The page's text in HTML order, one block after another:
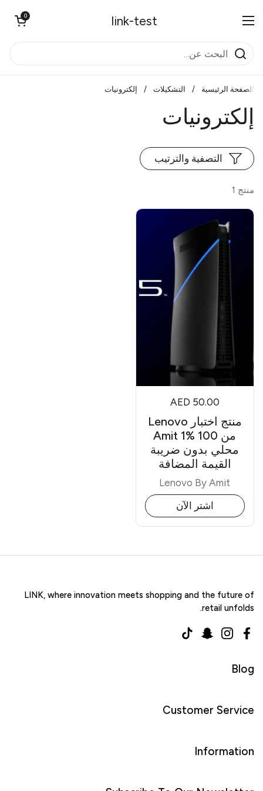
link-test فتح القائمة
فتح العربة
0
الصفحة الرئيسية / التشكيلات / إلكترونيات
إلكترونيات
منتج 1
التصفية والترتيب
AED 50.00
منتج اختبار Lenovo
من Amit 1% 100
محلي بدون ضريبة
القيمة المضافة
Lenovo By Amit
اشتر الآن
LINK, where innovation meets shopping and the future of
retail unfolds.
Facebook
Instagram
Snapchat
TikTok
Blog
Customer Service
Information